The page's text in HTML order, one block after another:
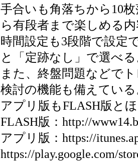
手合いも角落ちから10
ら有段者まで楽しめる
時間設定も3段階で設定
と「定跡なし」で選べ
また、終盤問題などで
検討の機能も備えてい
アプリ版もFLASH版と
FLASH版：http://
アプリ版：https://
https://play.google.com/